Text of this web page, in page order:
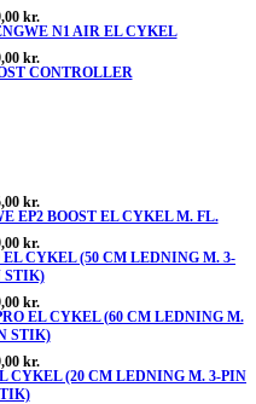
kr.
N1 AIR EL CYKEL
kr.
CONTROLLER
kr.
EP2 BOOST EL CYKEL M. FL.
kr.
CYKEL (50 CM LEDNING M. 3-
STIK)
kr.
EL CYKEL (60 CM LEDNING M.
STIK)
kr.
CYKEL (20 CM LEDNING M. 3-PIN